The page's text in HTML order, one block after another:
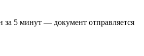
5 минут — документ отправляется